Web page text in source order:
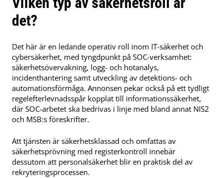
det?
Det här är en ledande operativ roll inom IT-säkerhet och
cybersäkerhet, med tyngdpunkt på SOC-verksamhet:
säkerhetsövervakning, logg- och hotanalys,
incidenthantering samt utveckling av detektions- och
automationsförmåga. Annonsen pekar också på ett tydligt
regelefterlevnadsspår kopplat till informationssäkerhet,
där SOC-arbetet ska bedrivas i linje med bland annat NIS2
och MSB:s föreskrifter.
Att tjänsten är säkerhetsklassad och omfattas av
säkerhetsprövning med registerkontroll innebär
dessutom att personalsäkerhet blir en praktisk del av
rekryteringsprocessen.